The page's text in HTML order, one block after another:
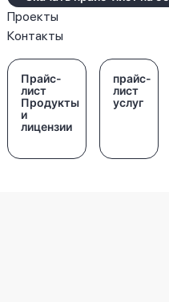
Проекты
Контакты
Прайс-
лист
Продукты
и
лицензии
прайс-
лист
услуг